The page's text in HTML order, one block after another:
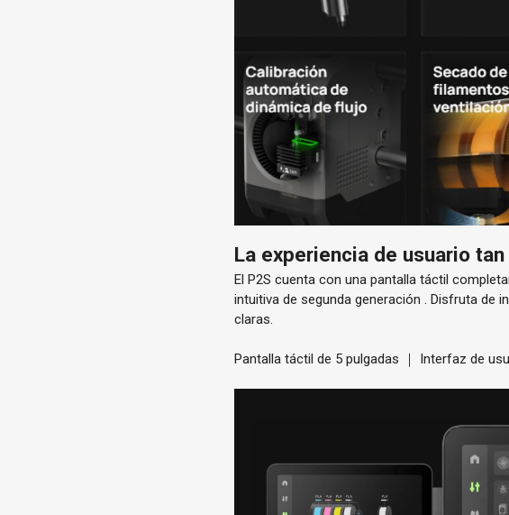
La experiencia de usuario
El P2S cuenta con unapantalla táctil
intuitivade segunda generación . Disfruta de
claras.
Pantalla táctil de 5 pulgadas ｜ Interfaz de